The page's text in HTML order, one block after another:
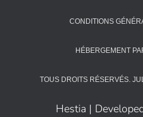
CONDITIONS
HÉBERGEMENT
TOUS DROITS RÉSERVÉS.
Hestia |